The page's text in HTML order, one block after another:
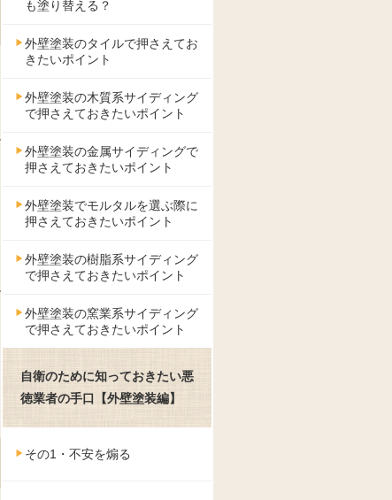
も塗り替える？
外壁塗装のタイルで押さえてお
きたいポイント
外壁塗装の木質系サイディング
で押さえておきたいポイント
外壁塗装の金属サイディングで
押さえておきたいポイント
外壁塗装でモルタルを選ぶ際に
押さえておきたいポイント
外壁塗装の樹脂系サイディング
で押さえておきたいポイント
外壁塗装の窯業系サイディング
で押さえておきたいポイント
自衛のために知っておきたい悪
徳業者の手口【外壁塗装編】
その1・不安を煽る